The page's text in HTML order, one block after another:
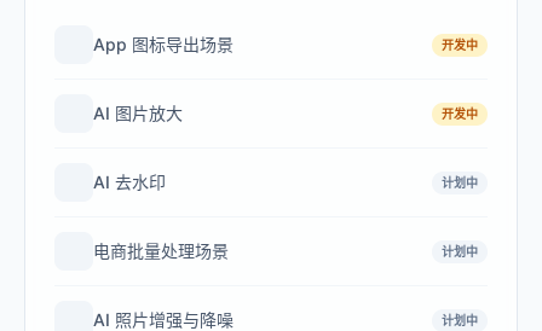
App 图标导出场景 开发中
AI 图片放大 开发中
AI 去水印 计划中
电商批量处理场景 计划中
AI 照片增强与降噪 计划中